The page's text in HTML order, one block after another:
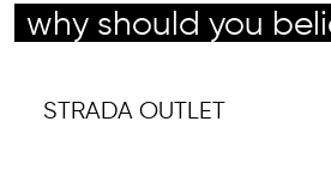
why should you
STRADA OUTLET